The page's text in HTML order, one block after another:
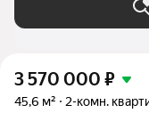
3 570 000 ₽
45,6 м² 2-комн.